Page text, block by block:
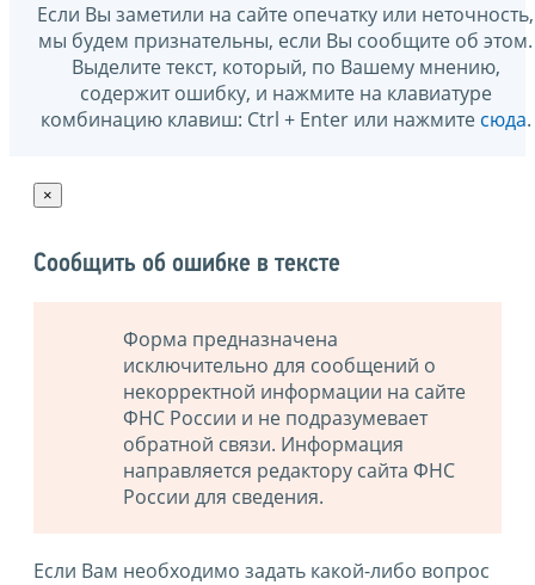
Если Вы заметили на сайте опечатку или неточность,
мы будем признательны, если Вы сообщите об этом.
Выделите текст, который, по Вашему мнению,
содержит ошибку, и нажмите на клавиатуре
комбинацию клавиш: Ctrl + Enter или нажмите сюда.
×
Сообщить об ошибке в тексте
Форма предназначена
исключительно для сообщений о
некорректной информации на сайте
ФНС России и не подразумевает
обратной связи. Информация
направляется редактору сайта ФНС
России для сведения.
Если Вам необходимо задать какой-либо вопрос